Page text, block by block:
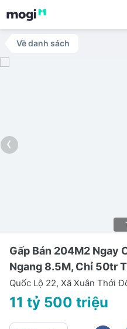
Về danh sách
‹
Gấp Bán 204M2 Ngay
Ngang 8.5M, Chỉ 50tr
Quốc Lộ 22, Xã Xuân Thới
11 tỷ 500 triệu